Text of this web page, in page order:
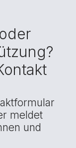
meldet
und